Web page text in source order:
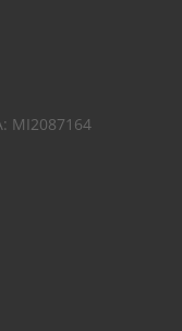
MI2087164